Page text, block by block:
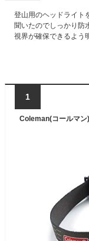
登山用のヘッドライト
聞いたのでしっかり防
視界が確保できるよう
1